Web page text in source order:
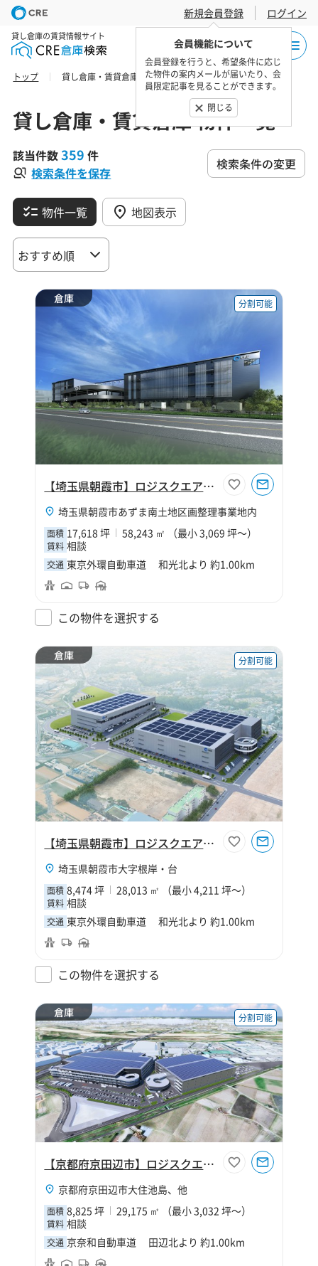
新規会員登録
会員機能について
会員登録を行うと、希望条件に応じ
た物件の案内メールが届いたり、会
員限定記事を見ることができます。
閉じる
ログイン
貸し倉庫の賃貸情報サイト
トップ 貸し倉庫・賃貸倉庫 物件一覧
貸し倉庫・賃貸倉庫 物件一覧
該当件数359 件
検索条件を保存
検索条件の変更
物件一覧 地図表示
倉庫 分割可能
【埼玉県朝霞市】ロジスクエア朝霞A
埼玉県朝霞市あずま南土地区画整理事業地内
面積 17,618 坪 58,243 ㎡ （最小 3,069 坪～）
賃料 相談
交通 東京外環自動車道 和光北より 約1.00km
この物件を選択する
倉庫 分割可能
【埼玉県朝霞市】ロジスクエア朝霞B
埼玉県朝霞市大字根岸・台
面積 8,474 坪 28,013 ㎡ （最小 4,211 坪～）
賃料 相談
交通 東京外環自動車道 和光北より 約1.00km
この物件を選択する
倉庫 分割可能
【京都府京田辺市】ロジスクエア京田辺B
京都府京田辺市大住池島、他
面積 8,825 坪 29,175 ㎡ （最小 3,032 坪～）
賃料 相談
交通 京奈和自動車道 田辺北より 約1.00km